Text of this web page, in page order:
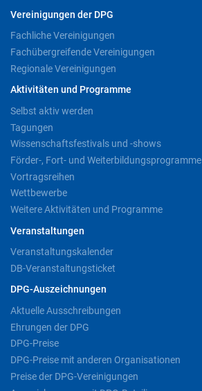
Vereinigungen der DPG
Fachliche Vereinigungen
Fachübergreifende Vereinigungen
Regionale Vereinigungen
Aktivitäten und Programme
Selbst aktiv werden
Tagungen
Wissenschaftsfestivals und -shows
Förder-, Fort- und Weiterbildungsprogramme
Vortragsreihen
Wettbewerbe
Weitere Aktivitäten und Programme
Veranstaltungen
Veranstaltungskalender
DB-Veranstaltungsticket
DPG-Auszeichnungen
Aktuelle Ausschreibungen
Ehrungen der DPG
DPG-Preise
DPG-Preise mit anderen Organisationen
Preise der DPG-Vereinigungen